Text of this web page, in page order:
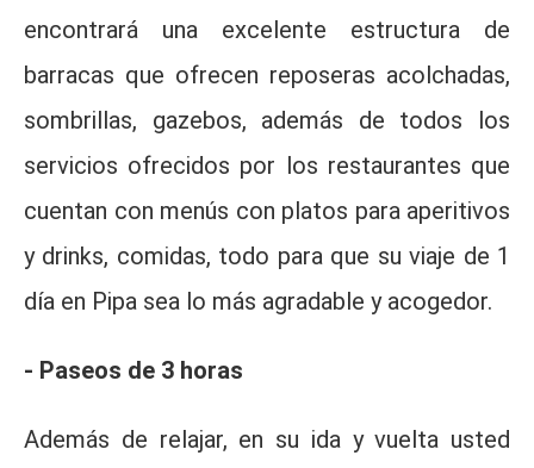
encontrará una excelente estructura de
barracas que ofrecen reposeras acolchadas,
sombrillas, gazebos, además de todos los
servicios ofrecidos por los restaurantes que
cuentan con menús con platos para aperitivos
y drinks, comidas, todo para que su viaje de 1
día en Pipa sea lo más agradable y acogedor.
- Paseos de 3 horas
Además de relajar, en su ida y vuelta usted